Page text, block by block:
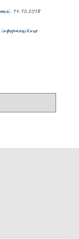
14.10.2018